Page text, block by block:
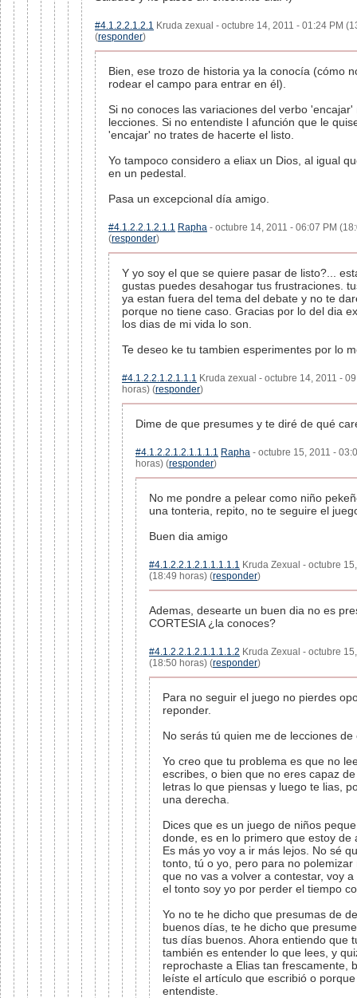
#4.1.2.2.1.2.1 Kruda zexual - octubre 14, 2011 - 01:24 PM
(responder)
Bien, ese trozo de historia ya la conocía (cómo
rodear el campo para entrar en él).
Si no conoces las variaciones del verbo
lecciones. Si no entendiste l afunción que le
'encajar' no trates de hacerte el listo.
Yo tampoco considero a eliax un Dios, al igual
en un pedestal.
Pasa un excepcional día amigo.
#4.1.2.2.1.2.1.1 Rapha - octubre 14, 2011 - 06:07 PM
(responder)
Y yo soy el que se quiere pasar de listo?...
gustas puedes desahogar tus frustraciones.
ya estan fuera del tema del debate y no te
porque no tiene caso. Gracias por lo del dia
los dias de mi vida lo son.
Te deseo ke tu tambien esperimentes por lo
#4.1.2.2.1.2.1.1.1 Kruda zexual - octubre 14, 2011 -
horas) (responder)
Dime de que presumes y te diré de qué
#4.1.2.2.1.2.1.1.1.1 Rapha - octubre 15, 2011 -
horas) (responder)
No me pondre a pelear como niño
una tonteria, repito, no te seguire el
Buen dia amigo
#4.1.2.2.1.2.1.1.1.1.1 Kruda Zexual - octubre
(18:49 horas) (responder)
Ademas, desearte un buen dia no es
CORTESIA ¿la conoces?
#4.1.2.2.1.2.1.1.1.1.2 Kruda Zexual - octubre
(18:50 horas) (responder)
Para no seguir el juego no pierdes
reponder.
No serás tú quien me de lecciones de
Yo creo que tu problema es que no
escribes, o bien que no eres capaz
letras lo que piensas y luego te lias,
una derecha.
Dices que es un juego de niños
donde, es en lo primero que estoy de
Es más yo voy a ir más lejos. No sé
tonto, tú o yo, pero para no polemizar
que no vas a volver a contestar, voy
el tonto soy yo por perder el tiempo
Yo no te he dicho que presumas de
buenos días, te he dicho que
tus días buenos. Ahora entiendo que
también es entender lo que lees, y
reprochaste a Elias tan frescamente,
leíste el artículo que escribió o
entendiste.